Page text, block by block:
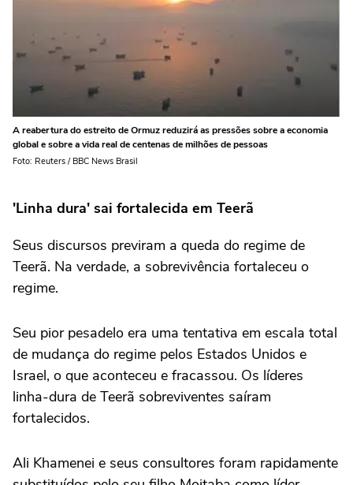
A reabertura do estreito de Ormuz reduzirá as pressões sobre a economia
global e sobre a vida real de centenas de milhões de pessoas
Foto: Reuters / BBC News Brasil
'Linha dura' sai fortalecida em Teerã
Seus discursos previram a queda do regime de
Teerã. Na verdade, a sobrevivência fortaleceu o
regime.
Seu pior pesadelo era uma tentativa em escala total
de mudança do regime pelos Estados Unidos e
Israel, o que aconteceu e fracassou. Os líderes
linha-dura de Teerã sobreviventes saíram
fortalecidos.
Ali Khamenei e seus consultores foram rapidamente